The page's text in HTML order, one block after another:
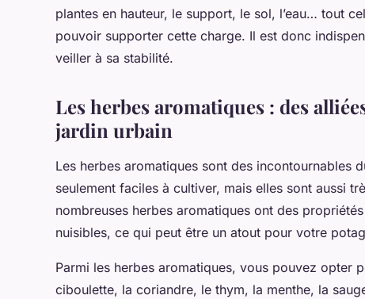
plantes en hauteur, le support, le sol, l’eau… tout
pouvoir supporter cette charge. Il est donc
veiller à sa stabilité.
Les herbes aromatiques : des
jardin urbain
Les herbes aromatiques sont des incontournables
seulement faciles à cultiver, mais elles sont aussi
nombreuses herbes aromatiques ont des
nuisibles, ce qui peut être un atout pour votre
Parmi les herbes aromatiques, vous pouvez opter
ciboulette, la coriandre, le thym, la menthe, la